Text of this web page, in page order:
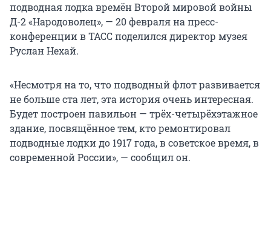
подводная лодка времён Второй мировой войны
Д-2 «Народоволец», — 20 февраля на пресс-
конференции в ТАСС поделился директор музея
Руслан Нехай.
«Несмотря на то, что подводный флот развивается
не больше ста лет, эта история очень интересная.
Будет построен павильон — трёх-четырёхэтажное
здание, посвящённое тем, кто ремонтировал
подводные лодки до 1917 года, в советское время, в
современной России», — сообщил он.